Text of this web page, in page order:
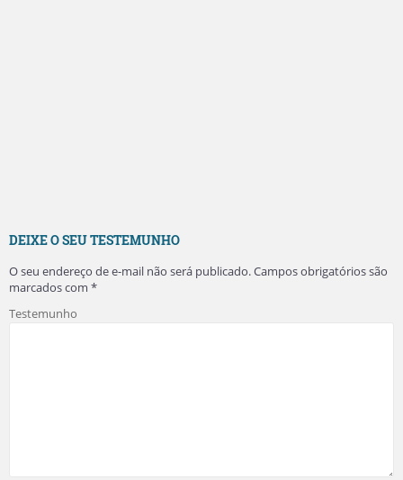
DEIXE O SEU TESTEMUNHO
O seu endereço de e-mail não será publicado.Campos obrigatórios são
marcados com *
Testemunho